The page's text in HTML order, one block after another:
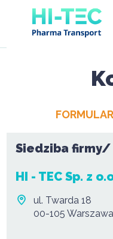
Siedziba
HI - TEC Sp. z
ul. Twarda 18
00-105